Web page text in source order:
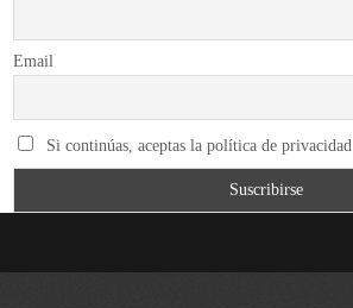
Email
Si continúas, aceptas la política de privacidad